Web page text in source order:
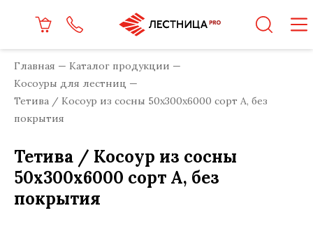
Главная
Каталог продукции
Косоуры для лестниц
Тетива / Косоур из сосны 50x300x6000 сорт А, без
покрытия
Тетива / Косоур из сосны
50x300x6000 сорт А, без
покрытия